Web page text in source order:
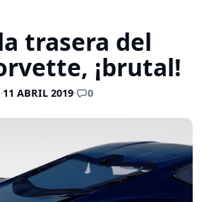
trasera del
¡brutal!
·11 ABRIL 2019· 0